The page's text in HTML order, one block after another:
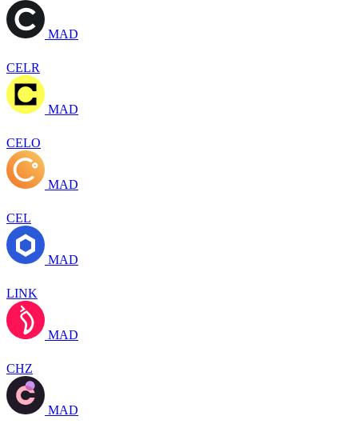
MAD
CELR
MAD
CELO
MAD
CEL
MAD
LINK
MAD
CHZ
MAD